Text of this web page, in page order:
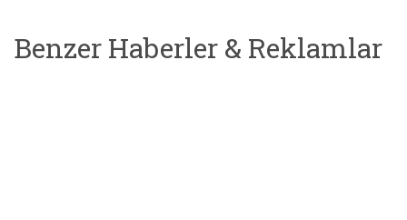
Benzer Haberler & Reklamlar